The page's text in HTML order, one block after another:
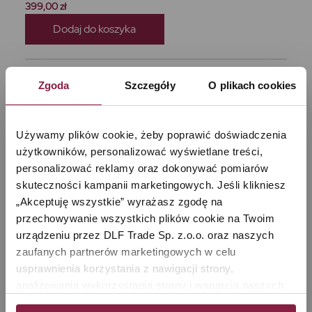
Zgoda Szczegóły O plikach cookies
Używamy plików cookie, żeby poprawić doświadczenia
użytkowników, personalizować wyświetlane treści,
personalizować reklamy oraz dokonywać pomiarów
skuteczności kampanii marketingowych. Jeśli klikniesz
„Akceptuję wszystkie” wyrażasz zgodę na
przechowywanie wszystkich plików cookie na Twoim
urządzeniu przez DLF Trade Sp. z.o.o. oraz naszych
zaufanych partnerów marketingowych w celu
usprawnienia korzystania z nawigacji strony,
działań marketingowych. Możesz też zarządzać nimi
399,00 zł
Dodaj do koszyka
Patelnia z powłoką DIAMOND Kohersen Black Cube
Patelnia Kohersen BLACK CUBE o pojemności 1,7 l i